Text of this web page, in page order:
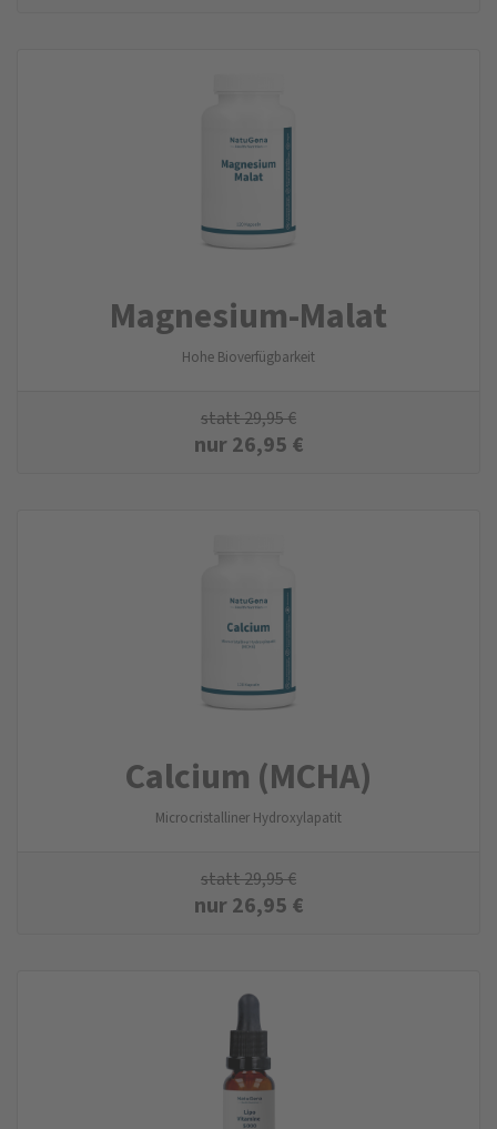
Magnesium-Malat
Hohe Bioverfügbarkeit
statt29,95€
nur26,95 €
Calcium (MCHA)
Microcristalliner Hydroxylapatit
statt29,95€
nur26,95 €